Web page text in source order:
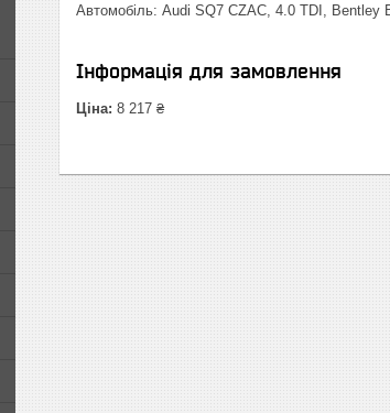
Автомобіль: Audi SQ7 CZAC, 4.0 TDI, Bentley
Інформація для замовлення
Ціна: 8 217 ₴